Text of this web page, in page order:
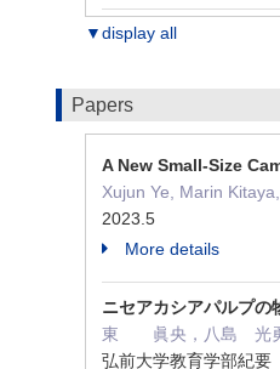
▼display all
Papers
A New Small‑Size
Xujun Ye, Marin
2023.5
More details
ニセアカシアパルプの
東 眞央，八島 光
弘前大学教育学部紀